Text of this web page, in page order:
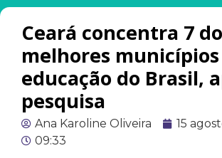
Ceará concentra 7
melhores
educação do Brasil,
pesquisa
Ana Karoline Oliveira
15
09:33